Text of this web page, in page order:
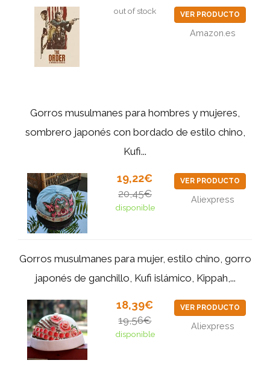
out of stock VER PRODUCTO
Amazon.es
Gorros musulmanes para hombres y mujeres,
sombrero japonés con bordado de estilo chino,
Kufi...
19,22€
20,45€
disponible
VER PRODUCTO
Aliexpress
Gorros musulmanes para mujer, estilo chino, gorro
japonés de ganchillo, Kufi islámico, Kippah,...
18,39€
19,56€
disponible
VER PRODUCTO
Aliexpress